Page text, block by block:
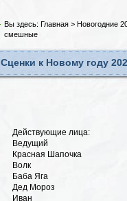
Вы здесь: Главная > Новогодние
смешные
Сценки к Новому году
Действующие лица:
Ведущий
Красная Шапочка
Волк
Баба Яга
Дед Мороз
Иван